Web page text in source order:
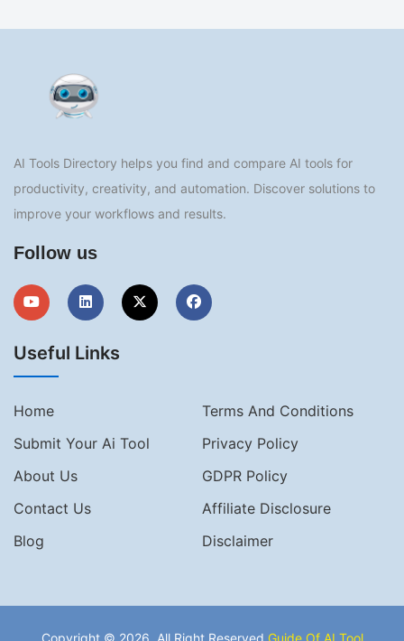
AI Tools Directory helps you find and compare AI tools for
productivity, creativity, and automation. Discover solutions to
improve your workflows and results.
Follow us
Useful Links
Home
Terms And Conditions
Submit Your Ai Tool
Privacy Policy
About Us
GDPR Policy
Contact Us
Affiliate Disclosure
Blog
Disclaimer